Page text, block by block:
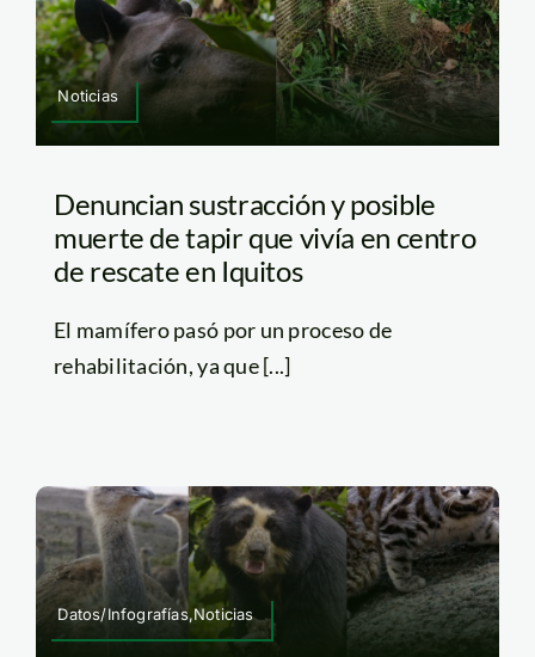
Noticias
Denuncian sustracción y posible
muerte de tapir que vivía en centro
de rescate en Iquitos
El mamífero pasó por un proceso de
rehabilitación, ya que [...]
Datos/Infografías,Noticias